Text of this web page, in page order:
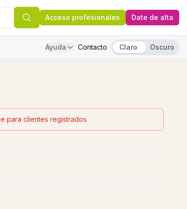
Acceso profesionales Date de alta
Ayuda Contacto Claro Oscuro
para clientes registrados